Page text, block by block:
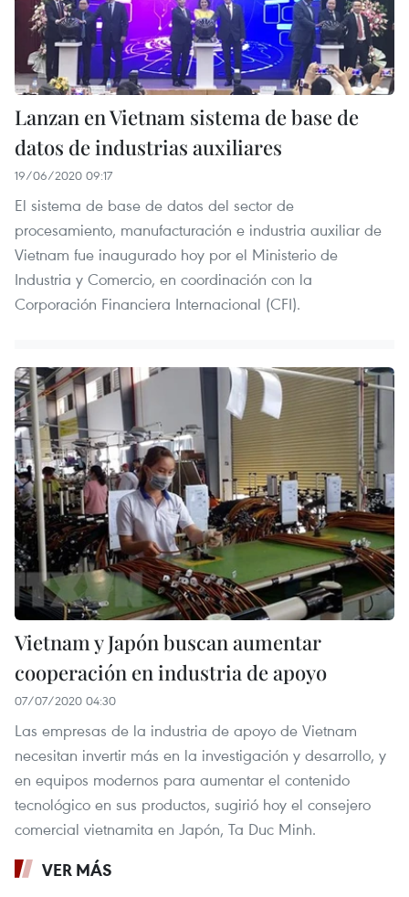
Lanzan en Vietnam sistema de base de
datos de industrias auxiliares
19/06/2020 09:17
El sistema de base de datos del sector de
procesamiento, manufacturación e industria auxiliar de
Vietnam fue inaugurado hoy por el Ministerio de
Industria y Comercio, en coordinación con la
Corporación Financiera Internacional (CFI).
Vietnam y Japón buscan aumentar
cooperación en industria de apoyo
07/07/2020 04:30
Las empresas de la industria de apoyo de Vietnam
necesitan invertir más en la investigación y desarrollo, y
en equipos modernos para aumentar el contenido
tecnológico en sus productos, sugirió hoy el consejero
comercial vietnamita en Japón, Ta Duc Minh.
VER MÁS